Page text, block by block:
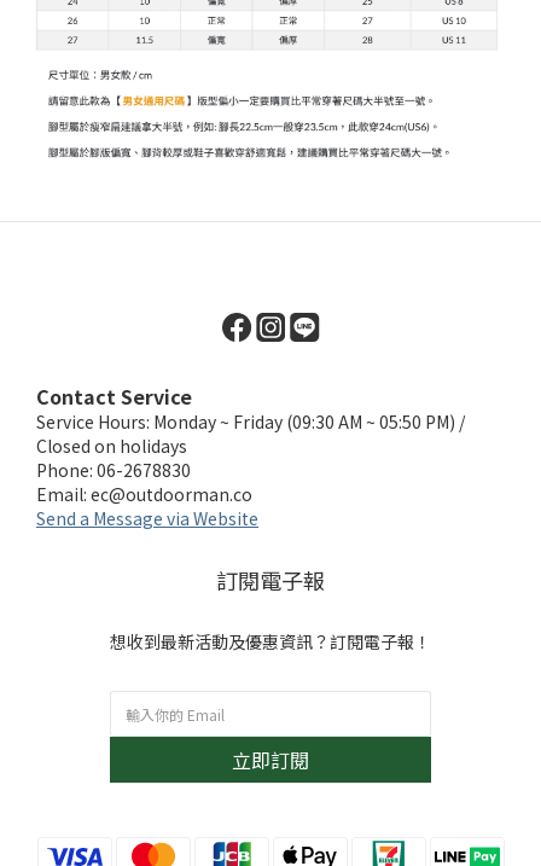
Contact Service
Service Hours: Monday ~ Friday (09:30 AM ~ 05:50 PM) /
Closed on holidays
Phone: 06-2678830
Email: ec@outdoorman.co
Send a Message via Website
訂閱電子報
想收到最新活動及優惠資訊？訂閱電子報！
立即訂閱